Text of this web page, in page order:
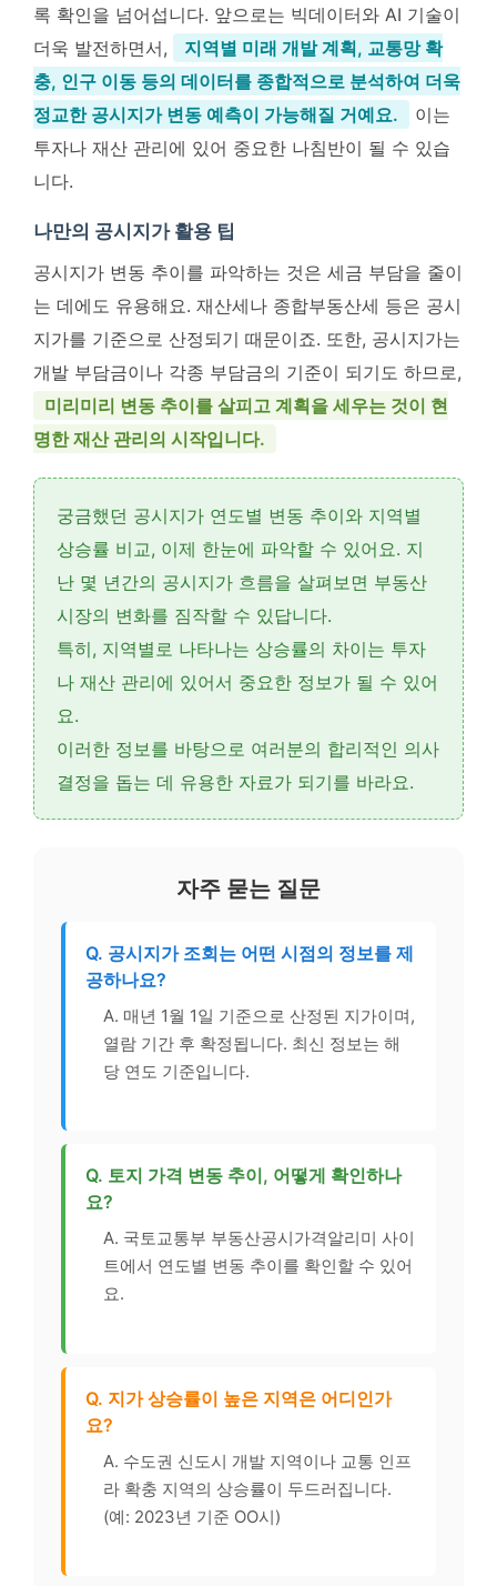
록 확인을 넘어섭니다. 앞으로는 빅데이터와 AI 기술이
더욱 발전하면서,
지역별 미래 개발 계획, 교통망 확
충, 인구 이동 등의 데이터를 종합적으로 분석하여 더욱
정교한 공시지가 변동 예측이 가능해질 거예요.
이는
투자나 재산 관리에 있어 중요한 나침반이 될 수 있습
니다.
나만의 공시지가 활용 팁
공시지가 변동 추이를 파악하는 것은 세금 부담을 줄이
는 데에도 유용해요. 재산세나 종합부동산세 등은 공시
지가를 기준으로 산정되기 때문이죠. 또한, 공시지가는
개발 부담금이나 각종 부담금의 기준이 되기도 하므로,
미리미리 변동 추이를 살피고 계획을 세우는 것이 현
명한 재산 관리의 시작입니다.
궁금했던 공시지가 연도별 변동 추이와 지역별
상승률 비교, 이제 한눈에 파악할 수 있어요. 지
난 몇 년간의 공시지가 흐름을 살펴보면 부동산
시장의 변화를 짐작할 수 있답니다.
특히, 지역별로 나타나는 상승률의 차이는 투자
나 재산 관리에 있어서 중요한 정보가 될 수 있어
요.
이러한 정보를 바탕으로 여러분의 합리적인 의사
결정을 돕는 데 유용한 자료가 되기를 바라요.
자주 묻는 질문
Q. 공시지가 조회는 어떤 시점의 정보를 제
공하나요?
A. 매년 1월 1일 기준으로 산정된 지가이며,
열람 기간 후 확정됩니다. 최신 정보는 해
당 연도 기준입니다.
Q. 토지 가격 변동 추이, 어떻게 확인하나
요?
A. 국토교통부 부동산공시가격알리미 사이
트에서 연도별 변동 추이를 확인할 수 있어
요.
Q. 지가 상승률이 높은 지역은 어디인가
요?
A. 수도권 신도시 개발 지역이나 교통 인프
라 확충 지역의 상승률이 두드러집니다.
(예: 2023년 기준 OO시)